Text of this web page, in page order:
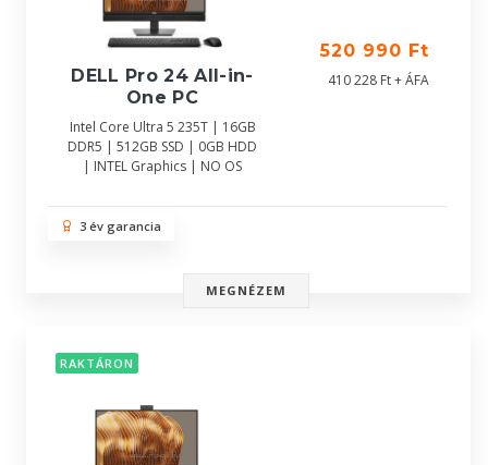
DELL Pro 24 All-in-
One PC
Intel Core Ultra 5 235T | 16GB
DDR5 | 512GB SSD | 0GB HDD
| INTEL Graphics | NO OS
520 990 Ft
410 228 Ft + ÁFA
3 év garancia
MEGNÉZEM
RAKTÁRON